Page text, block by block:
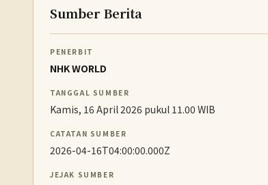
Sumber Berita
PENERBIT
NHK WORLD
TANGGAL SUMBER
Kamis, 16 April 2026 pukul 11.00 WIB
CATATAN SUMBER
2026-04-16T04:00:00.000Z
JEJAK SUMBER